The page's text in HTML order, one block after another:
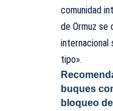
comunidad
de Ormuz se
internacional
tipo».
buques
bloqueo